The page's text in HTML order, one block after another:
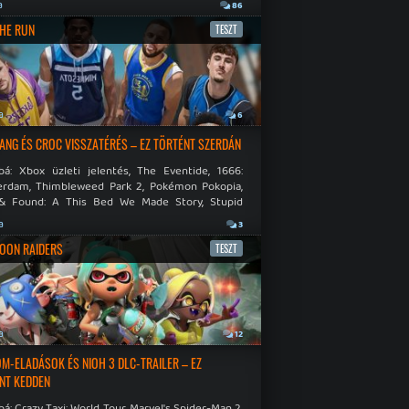
86
RUN TESZT
6
ÉS CROC VISSZATÉRÉS – EZ TÖRTÉNT SZERDÁN
Xbox üzleti jelentés, The Eventide, 1666:
Thimbleweed Park 2, Pokémon Pokopia,
Found: A This Bed We Made Story, Stupid
3
RAIDERS TESZT
12
ELADÁSOK ÉS NIOH 3 DLC-TRAILER – EZ
KEDDEN